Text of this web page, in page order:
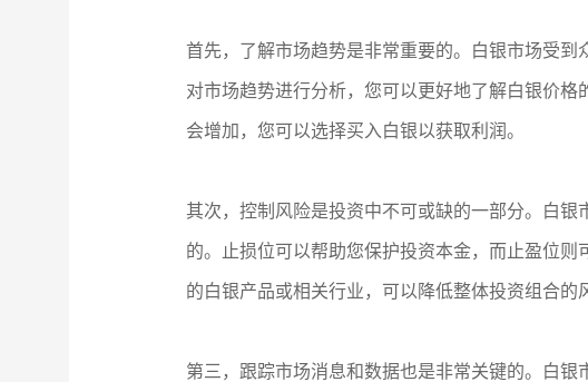
首先，了解市场趋势是非常重要的。白银市场受
对市场趋势进行分析，您可以更好地了解白银价
会增加，您可以选择买入白银以获取利润。
其次，控制风险是投资中不可或缺的一部分。白
的。止损位可以帮助您保护投资本金，而止盈位
的白银产品或相关行业，可以降低整体投资组合的
第三，跟踪市场消息和数据也是非常关键的。白